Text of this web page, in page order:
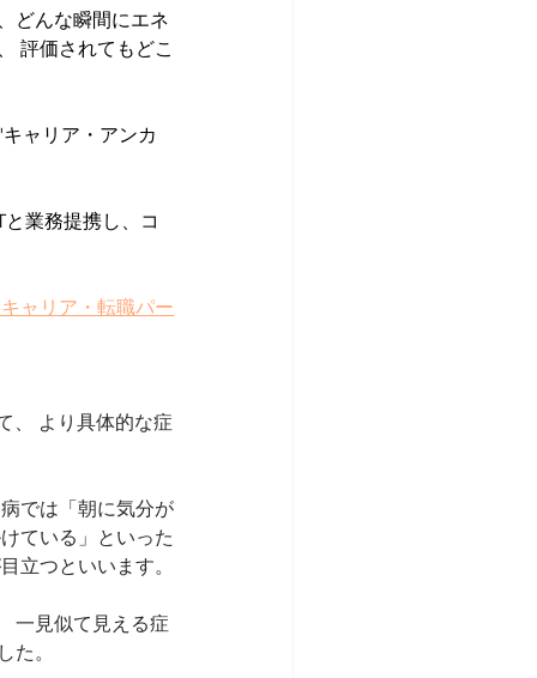
どんな瞬間にエネ
評価されてもどこ
ャリア・アンカ
業務提携し、コ
ャリア・転職パー
、 より具体的な症
では「朝に気分が
ている」といった
立つといいます。
一見似て見える症
た。